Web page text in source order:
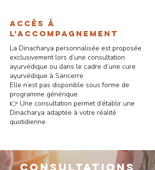
Accès à
l'accompagnement
La Dinacharya personnalisée est proposée
exclusivement lors d’une consultation
ayurvédique ou dans le cadre d’une cure
ayurvédique à Sancerre.
Elle n’est pas disponible sous forme de
programme générique.
👉 Une consultation permet d’établir une
Dinacharya adaptée à votre réalité
quotidienne.